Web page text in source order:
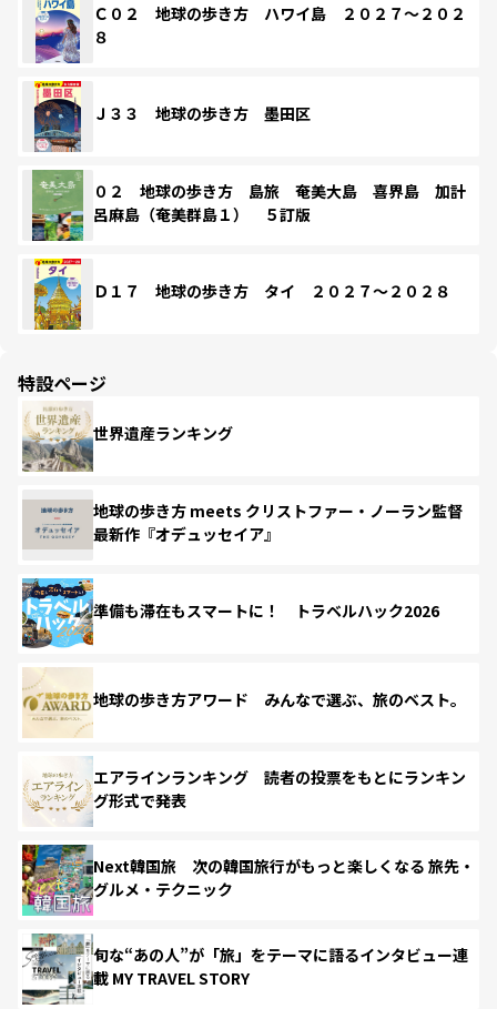
Ｃ０２ 地球の歩き方 ハワイ島 ２０２７～２０２
８
Ｊ３３ 地球の歩き方 墨田区
０２ 地球の歩き方 島旅 奄美大島 喜界島 加計
呂麻島（奄美群島１） ５訂版
Ｄ１７ 地球の歩き方 タイ ２０２７～２０２８
特設ページ
世界遺産ランキング
地球の歩き方 meets クリストファー・ノーラン監督
最新作『オデュッセイア』
準備も滞在もスマートに！ トラベルハック2026
地球の歩き方アワード みんなで選ぶ、旅のベスト。
エアラインランキング 読者の投票をもとにランキン
グ形式で発表
Next韓国旅 次の韓国旅行がもっと楽しくなる 旅先・
グルメ・テクニック
旬な“あの人”が「旅」をテーマに語るインタビュー連
載 MY TRAVEL STORY